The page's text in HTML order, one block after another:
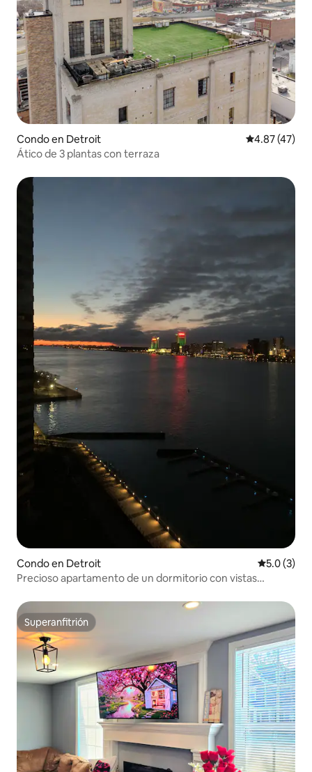
Condo en Detroit Calificación
4.87 (47)
Ático de 3 plantas con terraza
Condo en Detroit
5.0 (3)
Precioso apartamento de un dormitorio con vistas
Superanfitrión
Superanfitrión